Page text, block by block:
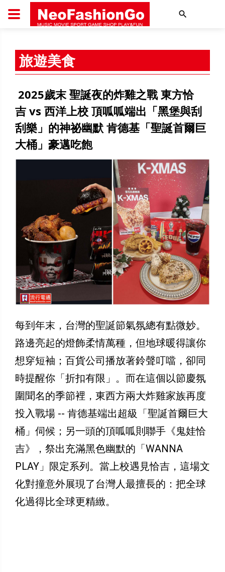
搜尋
旅遊美食
2025歲末 聖誕夜的炸雞之戰 東方恰
吉 vs 西洋上校 頂呱呱端出「黑堡與刮
刮樂」的神祕幽默 肯德基「聖誕首爾巨
大桶」豪邁吃飽
每到年末，台灣的聖誕節氣氛總有點微妙。
路邊亮起的燈飾柔情萬種，但地球暖得讓你
想穿短袖；百貨公司播放著鈴聲叮噹，卻同
時提醒你「折扣有限」。而在這個以節慶氛
圍聞名的季節裡，東西方兩大炸雞家族再度
投入戰場 -- 肯德基端出超級「聖誕首爾巨大
桶」伺候；另一頭的頂呱呱則聯手《鬼娃恰
吉》，祭出充滿黑色幽默的「WANNA
PLAY」限定系列。當上校遇見恰吉，這場文
化對撞意外展現了台灣人最擅長的：把全球
化過得比全球更精緻。